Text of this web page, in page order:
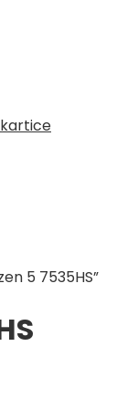
kartice
5 7535HS”